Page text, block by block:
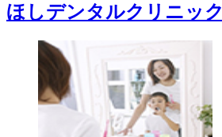
ほしデンタルクリニック